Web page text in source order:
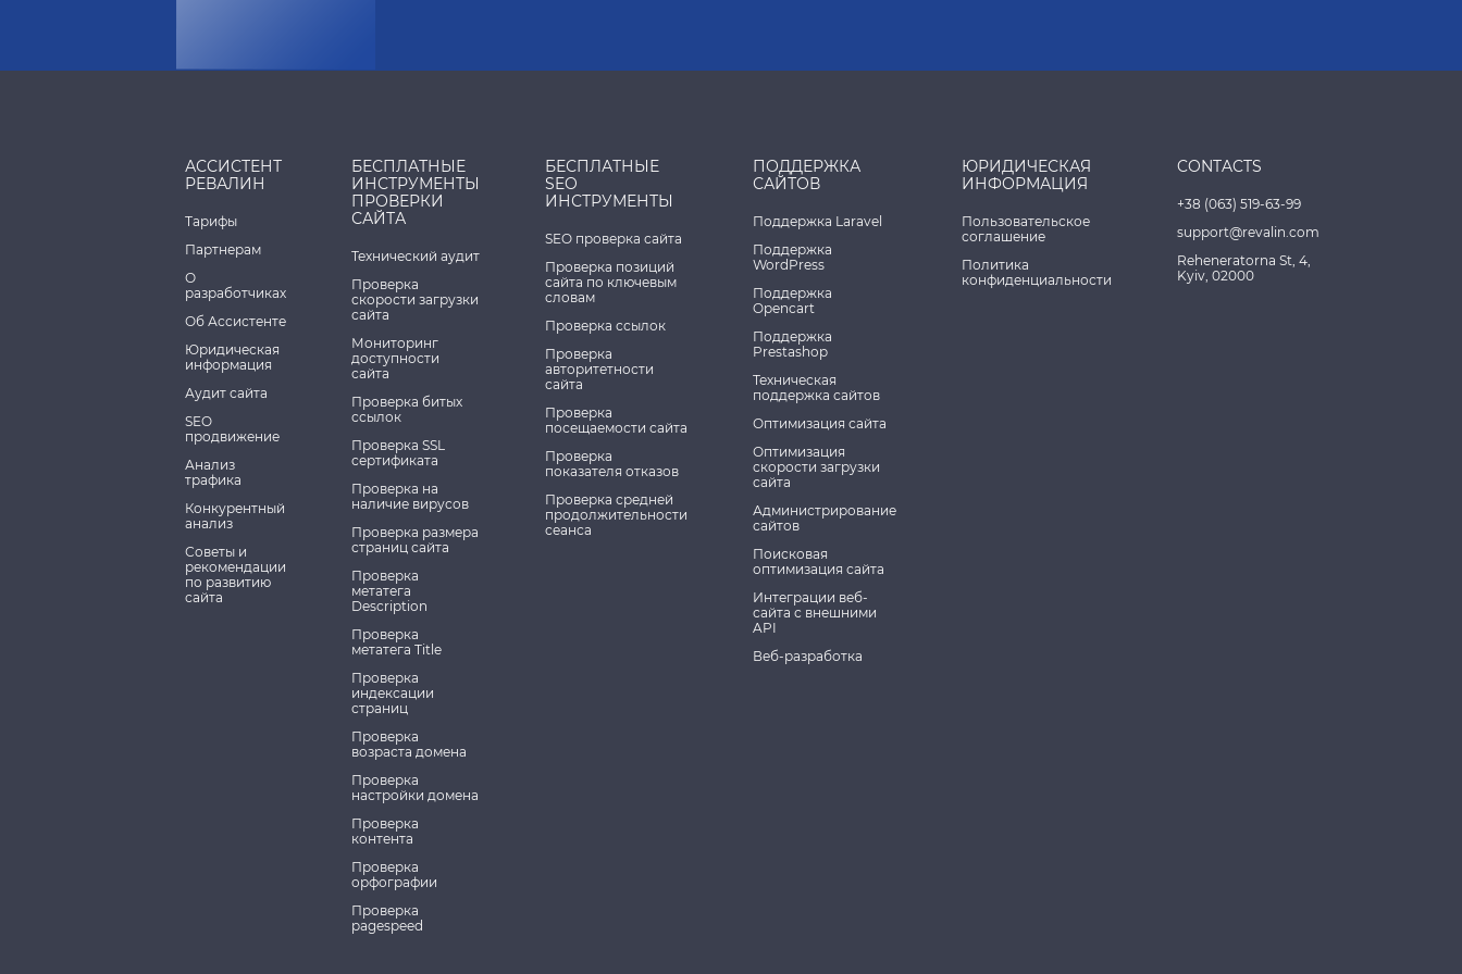
АССИСТЕНТ
РЕВАЛИН
Тарифы
Партнерам
О
разработчиках
Об Ассистенте
Юридическая
информация
Аудит сайта
SEO
продвижение
Анализ
трафика
Конкурентный
анализ
Советы и
рекомендации
по развитию
сайта
БЕСПЛАТНЫЕ
ИНСТРУМЕНТЫ
ПРОВЕРКИ
САЙТА
Технический аудит
Проверка
скорости загрузки
сайта
Мониторинг
доступности
сайта
Проверка битых
ссылок
Проверка SSL
сертификата
Проверка на
наличие вирусов
Проверка размера
страниц сайта
Проверка
метатега
Description
Проверка
метатега Title
Проверка
индексации
страниц
Проверка
возраста домена
Проверка
настройки домена
Проверка
контента
Проверка
орфографии
Проверка
pagespeed
БЕСПЛАТНЫЕ
SEO
ИНСТРУМЕНТЫ
SEO проверка сайта
Проверка позиций
сайта по ключевым
словам
Проверка ссылок
Проверка
авторитетности
сайта
Проверка
посещаемости сайта
Проверка
показателя отказов
Проверка средней
продолжительности
сеанса
ПОДДЕРЖКА
САЙТОВ
Поддержка Laravel
Поддержка
WordPress
Поддержка
Opencart
Поддержка
Prestashop
Техническая
поддержка сайтов
Оптимизация сайта
Оптимизация
скорости загрузки
сайта
Администрирование
сайтов
Поисковая
оптимизация сайта
Интеграции веб-
сайта с внешними
API
Веб-разработка
ЮРИДИЧЕСКАЯ
ИНФОРМАЦИЯ
Пользовательское
соглашение
Политика
конфиденциальности
CONTACTS
+38 (063) 519-63-99
support@revalin.com
Reheneratorna St, 4,
Kyiv, 02000